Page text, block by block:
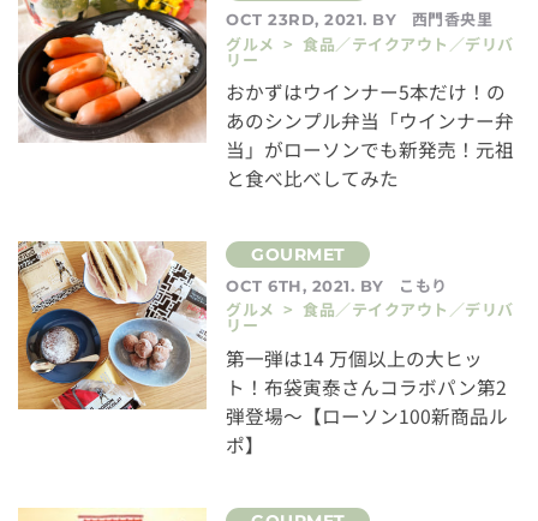
OCT 23RD, 2021. BY
西門香央里
グルメ > 食品／テイクアウト／デリバ
リー
おかずはウインナー5本だけ！の
あのシンプル弁当「ウインナー弁
当」がローソンでも新発売！元祖
と食べ比べしてみた
OCT 6TH, 2021. BY
こもり
グルメ > 食品／テイクアウト／デリバ
リー
第一弾は14 万個以上の大ヒッ
ト！布袋寅泰さんコラボパン第2
弾登場～【ローソン100新商品ル
ポ】